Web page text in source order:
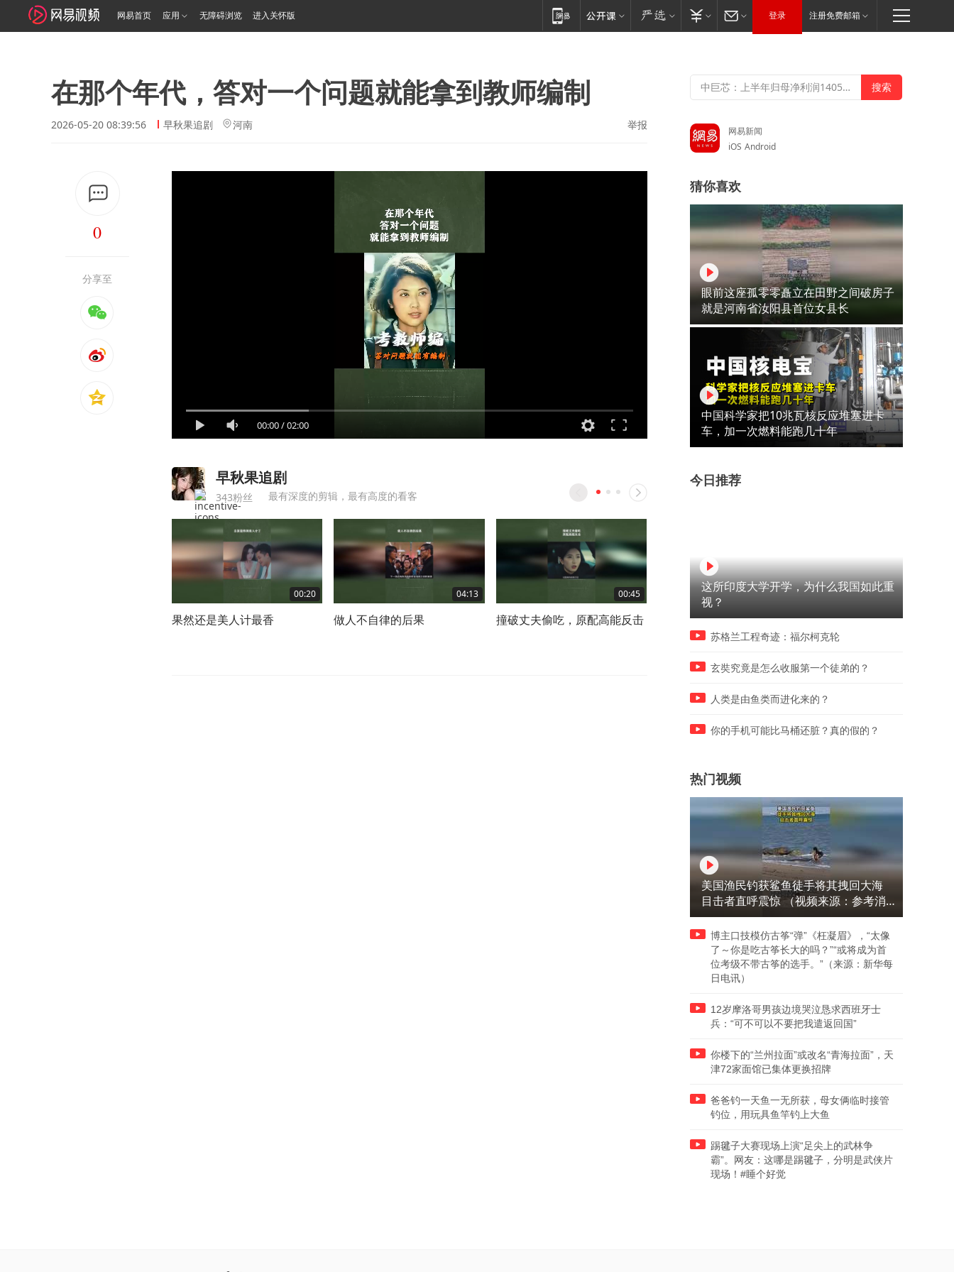
网易首页 应用 无障碍浏览 进入关怀版 登录 注册免费邮箱
在那个年代，答对一个问题就能拿到教师编制
2026-05-20 08:39:56 早秋果追剧 河南 举报
0
分享至
00:00/02:00
早秋果追剧
343粉丝 最有深度的剪辑，最有高度的看客
00:20
果然还是美人计最香
04:13
做人不自律的后果
00:45
撞破丈夫偷吃，原配高能反击
02:11
这在那边再正常不过了
这张脸一出来就知道要搞事
了
网易新闻
iOS Android
猜你喜欢
眼前这座孤零零矗立在田野之间破房子
就是河南省汝阳县首位女县长
中国科学家把10兆瓦核反应堆塞进卡
车，加一次燃料能跑几十年
今日推荐
这所印度大学开学，为什么我国如此重
视？
苏格兰工程奇迹：福尔柯克轮
玄奘究竟是怎么收服第一个徒弟的？
人类是由鱼类而进化来的？
你的手机可能比马桶还脏？真的假的？
热门视频
美国渔民钓获鲨鱼徒手将其拽回大海
目击者直呼震惊 （视频来源：参考消
息）
博主口技模仿古筝“弹”《枉凝眉》，“太像
了～你是吃古筝长大的吗？”“或将成为首
位考级不带古筝的选手。”（来源：新华每
日电讯）
12岁摩洛哥男孩边境哭泣恳求西班牙士
兵：“可不可以不要把我遣返回国”
你楼下的“兰州拉面”或改名“青海拉面”，天
津72家面馆已集体更换招牌
爸爸钓一天鱼一无所获，母女俩临时接管
钓位，用玩具鱼竿钓上大鱼
踢毽子大赛现场上演“足尖上的武林争
霸”。网友：这哪是踢毽子，分明是武侠片
现场！#睡个好觉